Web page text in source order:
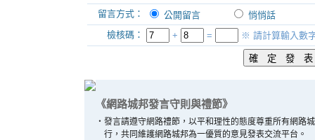
留言方式：
公開留言
悄悄話
檢核碼：
+ = ※ 請計算輸入數
《網路城邦發言守則與禮節》
‧ 發言請遵守網路禮節，以平和理性的態度尊重所有網路
行，共同維護網路城邦為一優質的意見發表交流平台。